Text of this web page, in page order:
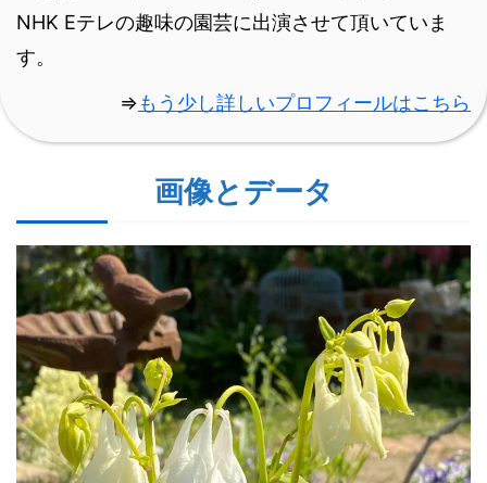
NHK Eテレの趣味の園芸に出演させて頂いていま
す。
⇒もう少し詳しいプロフィールはこちら
画像とデータ